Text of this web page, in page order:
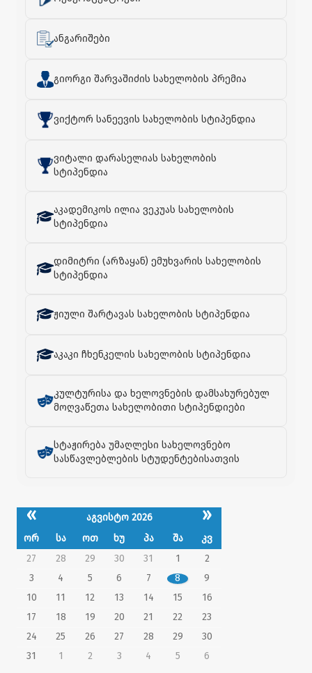
ანგარიშები
გიორგი შარვაშიძის სახელობის პრემია
ვიქტორ სანეევის სახელობის სტიპენდია
ვიტალი დარასელიას სახელობის
სტიპენდია
აკადემიკოს ილია ვეკუას სახელობის
სტიპენდია
დიმიტრი (არზაყან) ემუხვარის სახელობის
სტიპენდია
ჟიული შარტავას სახელობის სტიპენდია
აკაკი ჩხენკელის სახელობის სტიპენდია
კულტურისა და ხელოვნების დამსახურებულ
მოღვაწეთა სახელობითი სტიპენდიები
სტაჟირება უმაღლესი სახელოვნებო
სასწავლებლების სტუდენტებისათვის
« აგვისტო 2026 »
ორ სა ოთ ხუ პა შა
კვ
27
28 29 30 31 1
2
3
4 5 6 7 8
9
10
11 12 13 14 15
16
17
18 19 20 21 22
23
24
25 26 27 28 29
30
31
1 2 3 4 5 6